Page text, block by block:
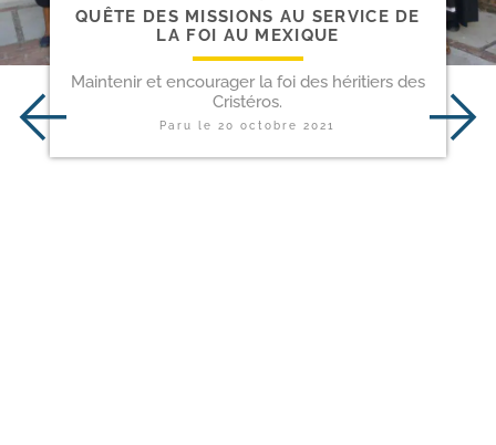
QUÊTE DES MISSIONS AU SERVICE DE
LA FOI AU MEXIQUE
Maintenir et encourager la foi des héritiers des
Cristéros.
Paru le20 octobre 2021